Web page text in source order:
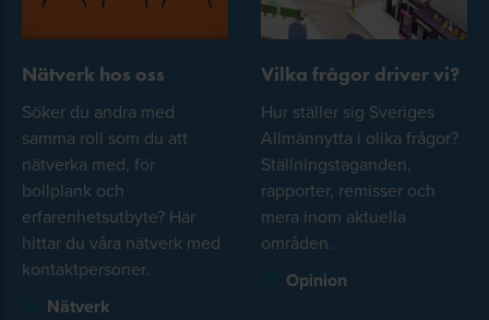
Nätverk hos oss
Söker du andra med
samma roll som du att
nätverka med, för
bollplank och
erfarenhetsutbyte? Här
hittar du våra nätverk med
kontaktpersoner.
Nätverk
Vilka frågor driver vi?
Hur ställer sig Sveriges
Allmännytta i olika frågor?
Ställningstaganden,
rapporter, remisser och
mera inom aktuella
områden.
Opinion